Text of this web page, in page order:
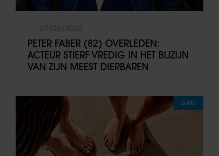
PETER FABER (82) OVERLEDEN:
ACTEUR STIERF VREDIG IN HET BIJZIJN
VAN ZIJN MEEST DIERBAREN
Sante